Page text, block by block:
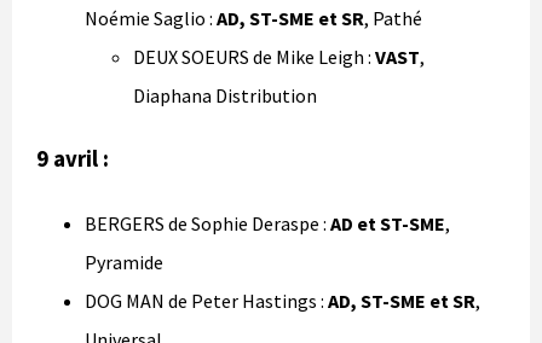
Noémie Saglio : AD, ST-SME et SR, Pathé
DEUX SOEURS de Mike Leigh : VAST,
Diaphana Distribution
9 avril :
BERGERS de Sophie Deraspe : AD et ST-SME,
Pyramide
DOG MAN de Peter Hastings : AD, ST-SME et SR,